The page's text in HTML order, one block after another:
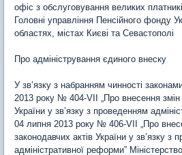
офіс з обслуговування великих
Головні управління Пенсійного фонду
областях, містах Києві та Севастополі
Про адміністрування єдиного внеску
У зв’язку з набранням чинності
2013 року № 404-VII „Про внесення
України у зв’язку з проведенням
04 липня 2013 року № 406-VII „Про
законодавчих актів України у зв’язку з
адміністративної реформи”